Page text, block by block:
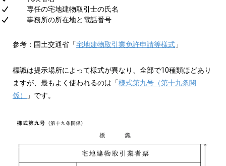
専任の宅地建物取引士の氏名
事務所の所在地と電話番号
参考：国土交通省「宅地建物取引業免許申請等様式 」
標識は提示場所によって様式が異なり、全部で10種類ほどあり
ますが、最もよく使われるのは「様式第九号（第十九条関
係）
」です。